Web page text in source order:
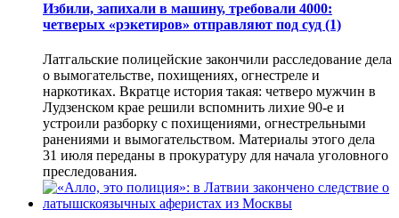
Избили, запихали в машину, требовали 4000:
четверых «рэкетиров» отправляют под суд (1)
Латгальские полицейские закончили расследование дела
о вымогательстве, похищениях, огнестреле и
наркотиках. Вкратце история такая: четверо мужчин в
Лудзенском крае решили вспомнить лихие 90-е и
устроили разборку с похищениями, огнестрельными
ранениями и вымогательством. Материалы этого дела
31 июля переданы в прокуратуру для начала уголовного
преследования.